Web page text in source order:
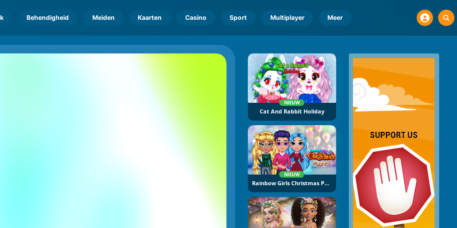
Behendigheid Meiden Kaarten Casino Sport Multiplayer Meer
NIEUW
Cat And Rabbit Holiday
NIEUW
Rainbow Girls Christmas Party